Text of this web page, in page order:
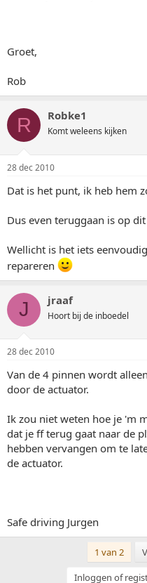
Groet,
Rob
R Robke1
Komt weleens kijken
28 dec 2010
Dat is het punt, ik heb hem
Dus even teruggaan is op
Wellicht is het iets
repareren
J jraaf
Hoort bij de inboedel
28 dec 2010
Van de 4 pinnen wordt
door de actuator.
Ik zou niet weten hoe je 'm
dat je ff terug gaat naar de
hebben vervangen om te
de actuator.
Safe driving Jurgen
1 van 2
Inloggen of